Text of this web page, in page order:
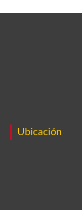
Ubicación